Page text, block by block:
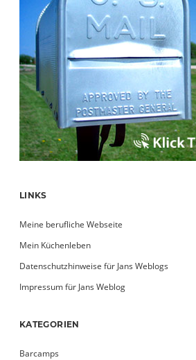
LINKS
Meine berufliche Webseite
Mein Küchenleben
Datenschutzhinweise für Jans Weblogs
Impressum für Jans Weblog
KATEGORIEN
Barcamps